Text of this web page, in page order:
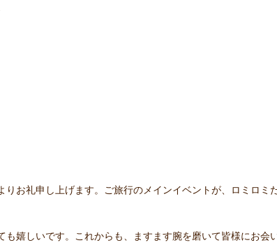
お礼申し上げます。ご旅行のメインイベントが、ロミロミ
嬉しいです。これからも、ますます腕を磨いて皆様にお会